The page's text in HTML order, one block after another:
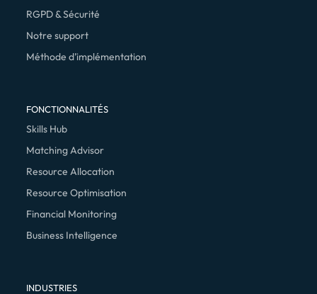
RGPD & Sécurité
Notre support
Méthode d’implémentation
FONCTIONNALITÉS
Skills Hub
Matching Advisor
Resource Allocation
Resource Optimisation
Financial Monitoring
Business Intelligence
INDUSTRIES